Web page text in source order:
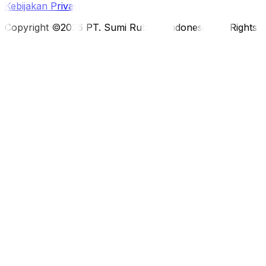
Kebijakan Privasi
Copyright ©2026 PT. Sumi Rubber Indonesia. All Rights